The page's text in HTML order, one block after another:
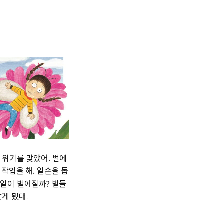
기를 맞았어. 벌에
업을 해. 일손을 돕
이 벌어질까? 벌들
됐대.